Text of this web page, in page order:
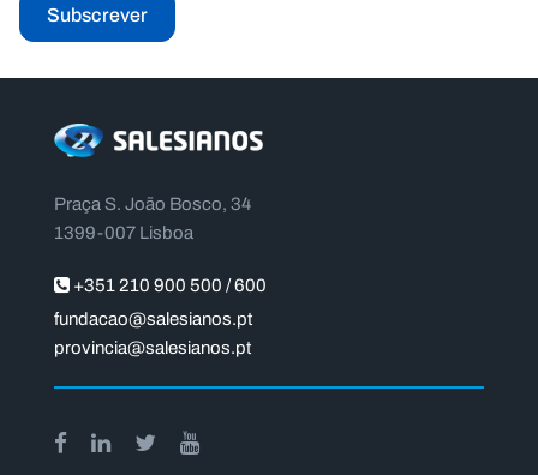
Subscrever
Praça S. João Bosco, 34
1399-007 Lisboa
+351 210 900 500 / 600
fundacao@salesianos.pt
provincia@salesianos.pt